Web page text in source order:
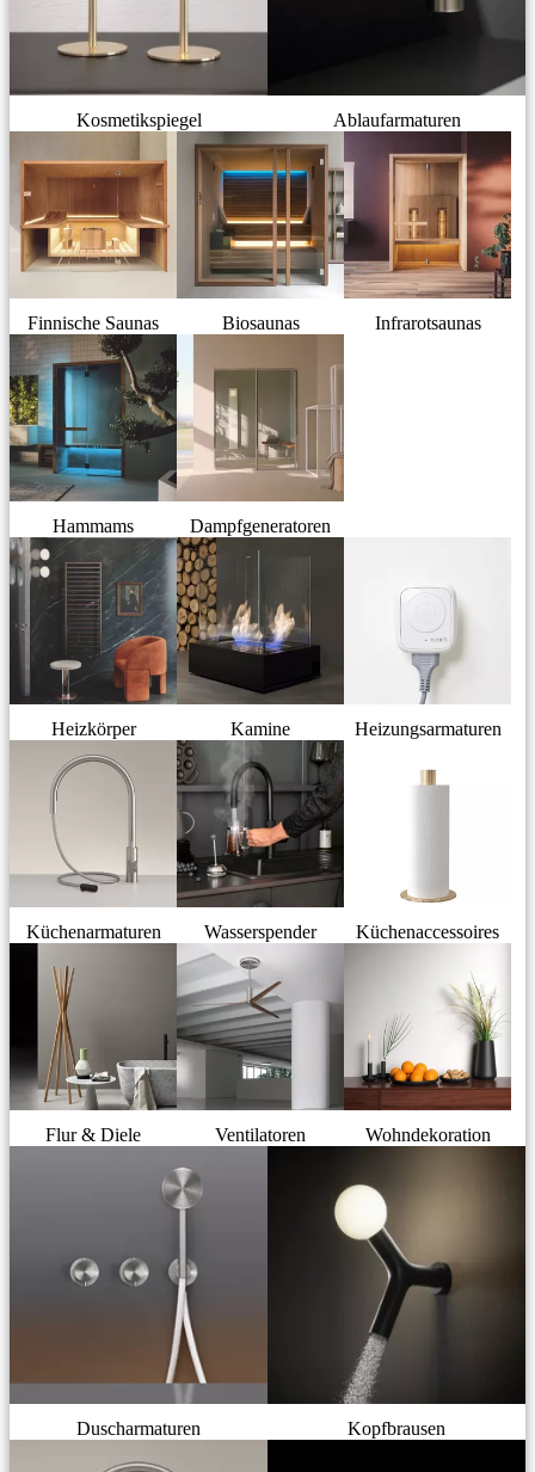
Kosmetikspiegel Ablaufarmaturen
Finnische Saunas Biosaunas Infrarotsaunas
Hammams Dampfgeneratoren
Heizkörper Kamine Heizungsarmaturen
Küchenarmaturen Wasserspender Küchenaccessoires
Flur & Diele Ventilatoren Wohndekoration
Duscharmaturen Kopfbrausen